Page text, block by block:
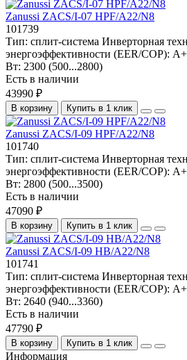
Zanussi ZACS/I-07 HPF/A22/N8
101739
Тип: сплит-система Инверторная
энергоэффективности (EER/COP):
Вт: 2300 (500...2800)
Есть в наличии
43990 ₽
В корзину Купить в 1 клик
Zanussi ZACS/I-09 HPF/A22/N8
101740
Тип: сплит-система Инверторная
энергоэффективности (EER/COP):
Вт: 2800 (500...3500)
Есть в наличии
47090 ₽
В корзину Купить в 1 клик
Zanussi ZACS/I-09 HB/A22/N8
101741
Тип: сплит-система Инверторная
энергоэффективности (EER/COP):
Вт: 2640 (940...3360)
Есть в наличии
47790 ₽
В корзину Купить в 1 клик
Информация